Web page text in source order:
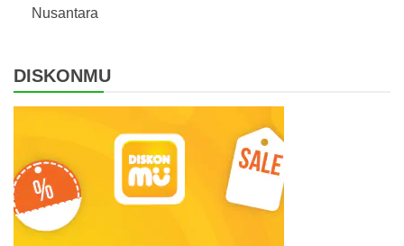
Nusantara
DISKONMU